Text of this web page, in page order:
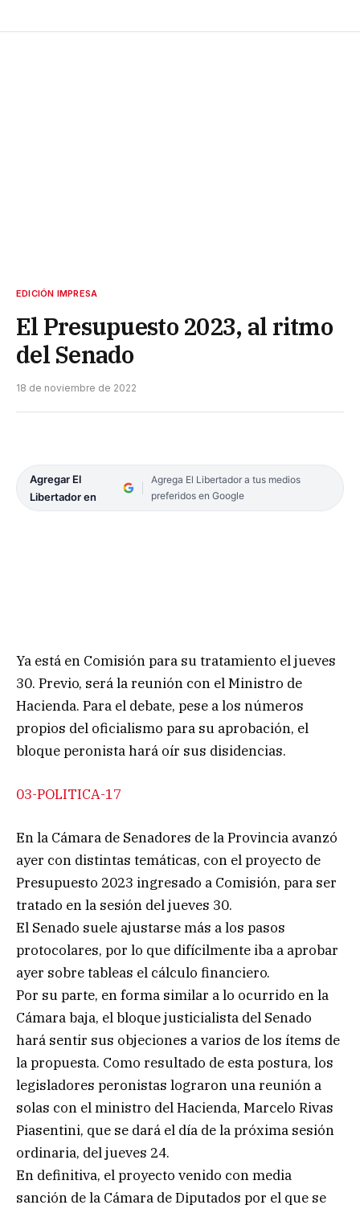
EDICIÓN IMPRESA
El Presupuesto 2023, al ritmo
del Senado
18 de noviembre de 2022
Agregar El
Libertador en
Agrega El Libertador a tus medios
preferidos en Google
Ya está en Comisión para su tratamiento el jueves
30. Previo, será la reunión con el Ministro de
Hacienda. Para el debate, pese a los números
propios del oficialismo para su aprobación, el
bloque peronista hará oír sus disidencias.
03-POLITICA-17
En la Cámara de Senadores de la Provincia avanzó
ayer con distintas temáticas, con el proyecto de
Presupuesto 2023 ingresado a Comisión, para ser
tratado en la sesión del jueves 30.
El Senado suele ajustarse más a los pasos
protocolares, por lo que difícilmente iba a aprobar
ayer sobre tableas el cálculo financiero.
Por su parte, en forma similar a lo ocurrido en la
Cámara baja, el bloque justicialista del Senado
hará sentir sus objeciones a varios de los ítems de
la propuesta. Como resultado de esta postura, los
legisladores peronistas lograron una reunión a
solas con el ministro del Hacienda, Marcelo Rivas
Piasentini, que se dará el día de la próxima sesión
ordinaria, del jueves 24.
En definitiva, el proyecto venido con media
sanción de la Cámara de Diputados por el que se